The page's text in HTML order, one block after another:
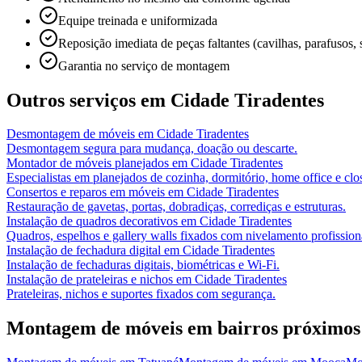
Equipe treinada e uniformizada
Reposição imediata de peças faltantes (cavilhas, parafusos,
Garantia no serviço de montagem
Outros serviços em Cidade Tiradentes
Desmontagem de móveis em Cidade Tiradentes
Desmontagem segura para mudança, doação ou descarte.
Montador de móveis planejados em Cidade Tiradentes
Especialistas em planejados de cozinha, dormitório, home office e
Consertos e reparos em móveis em Cidade Tiradentes
Restauração de gavetas, portas, dobradiças, corrediças e estruturas.
Instalação de quadros decorativos em Cidade Tiradentes
Quadros, espelhos e gallery walls fixados com nivelamento
Instalação de fechadura digital em Cidade Tiradentes
Instalação de fechaduras digitais, biométricas e Wi-Fi.
Instalação de prateleiras e nichos em Cidade Tiradentes
Prateleiras, nichos e suportes fixados com segurança.
Montagem de móveis em bairros próximos